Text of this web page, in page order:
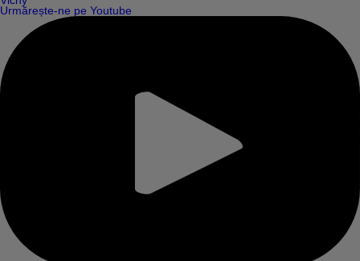
Urmărește-ne pe Youtube